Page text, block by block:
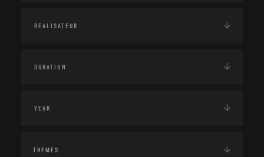
THEMES